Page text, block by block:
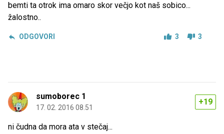
bemti ta otrok ima omaro skor večjo kot naš sobico...
žalostno..
ODGOVORI 3 3
sumoborec 1
17. 02. 2016 08.51
+19
ni čudna da mora ata v stečaj...